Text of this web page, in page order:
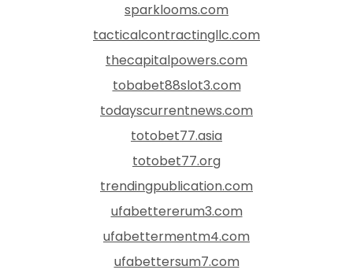
sparklooms.com
tacticalcontractingllc.com
thecapitalpowers.com
tobabet88slot3.com
todayscurrentnews.com
totobet77.asia
totobet77.org
trendingpublication.com
ufabettererum3.com
ufabettermentm4.com
ufabettersum7.com